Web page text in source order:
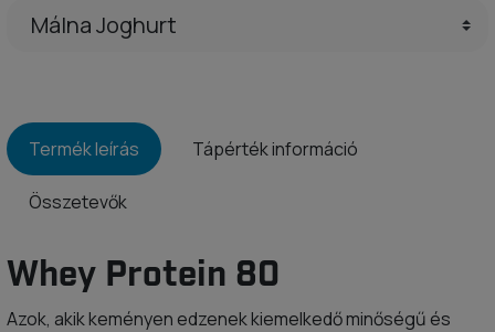
Termék leírás Tápérték információ
Összetevők
Whey Protein 80
Azok, akik keményen edzenek kiemelkedő minőségű és